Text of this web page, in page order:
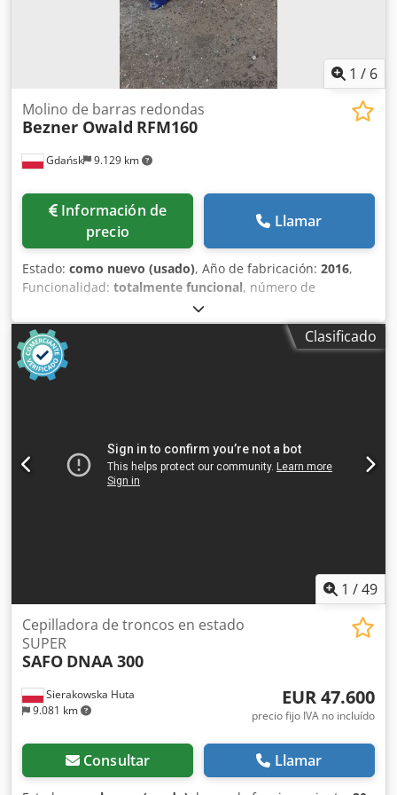
1 / 6
Gdańsk 9.129 km
Molino de barras redondas
Bezner Owald RFM160
Información de
precio
Llamar
Estado: como nuevo (usado), Año de fabricación: 2016,
Funcionalidad: totalmente funcional, número de
, tipo de corriente de entrada:
trifásico, Con la fresadora de barras redondas, se pueden
obtener diámetros finales de 40 a 160 mm. Los 4 cabezales
de cuchillas son de ajuste continuo y cada uno lleva una
cuchilla de acabado y una de desbaste. El motor de
Clasificado
1 /49
Sierakowska Huta
9.081 km
Cepilladora de troncos en estado
SUPER
SAFO DNAA 300
EUR 47.600
precio fijo IVA no incluído
Consultar Llamar